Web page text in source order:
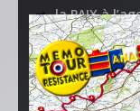
la PAIX à
Nos